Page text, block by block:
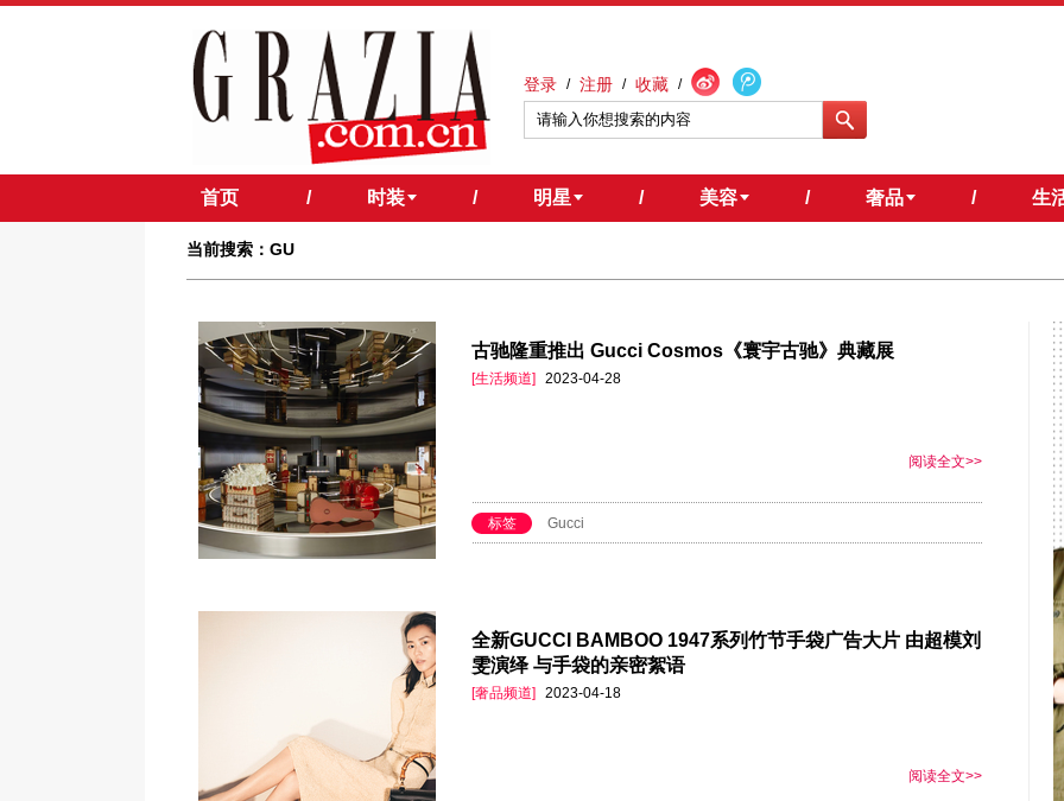
登录 / 注册 / 收藏 /
首页 / 时装 / 明星 / 美容 / 奢品 / 生
当前搜索：GU
​古驰隆重推出 Gucci Cosmos《寰宇古驰》典藏展
[生活频道] 2023-04-28
阅读全文>>
标签 Gucci
全新GUCCI BAMBOO 1947系列竹节手袋广告大片 由超模刘
雯演绎 与手袋的亲密絮语
[奢品频道] 2023-04-18
阅读全文>>